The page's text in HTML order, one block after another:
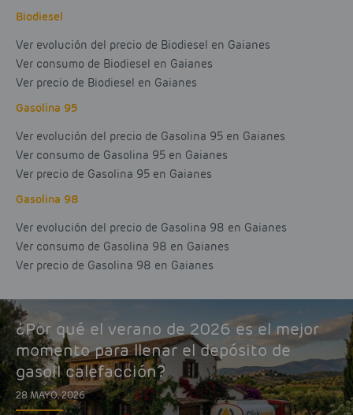
Biodiesel
Ver evolución del precio de Biodiesel en Gaianes
Ver consumo de Biodiesel en Gaianes
Ver precio de Biodiesel en Gaianes
Gasolina 95
Ver evolución del precio de Gasolina 95 en Gaianes
Ver consumo de Gasolina 95 en Gaianes
Ver precio de Gasolina 95 en Gaianes
Gasolina 98
Ver evolución del precio de Gasolina 98 en Gaianes
Ver consumo de Gasolina 98 en Gaianes
Ver precio de Gasolina 98 en Gaianes
¿Por qué el verano de 2026 es el mejor
momento para llenar el depósito de
gasoil calefacción?
28 MAYO, 2026